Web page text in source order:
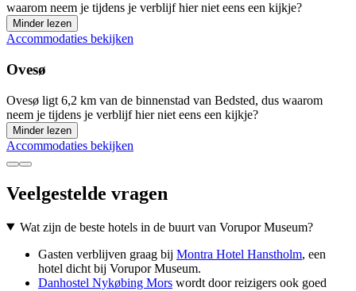
waarom neem je tijdens je verblijf hier niet eens een kijkje?
Minder lezen
Accommodaties bekijken
Ovesø
Ovesø ligt 6,2 km van de binnenstad van Bedsted, dus waarom
neem je tijdens je verblijf hier niet eens een kijkje?
Minder lezen
Accommodaties bekijken
Veelgestelde vragen
Wat zijn de beste hotels in de buurt van Vorupor Museum?
Gasten verblijven graag bij Montra Hotel Hanstholm, een
hotel dicht bij Vorupor Museum.
Danhostel Nykøbing Mors wordt door reizigers ook goed